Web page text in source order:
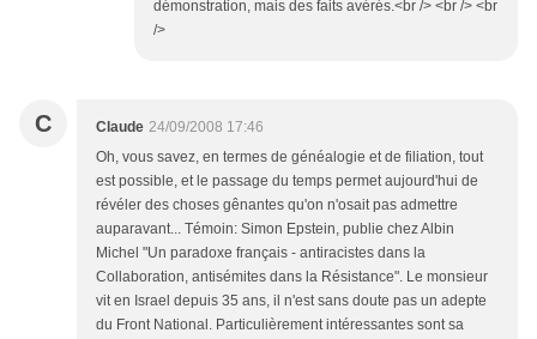
démonstration, mais des faits avérés.<br /> <br /> <br
/>
C Claude 24/09/2008 17:46
Oh, vous savez, en termes de généalogie et de filiation, tout
est possible, et le passage du temps permet aujourd'hui de
révéler des choses gênantes qu'on n'osait pas admettre
auparavant... Témoin: Simon Epstein, publie chez Albin
Michel "Un paradoxe français - antiracistes dans la
Collaboration, antisémites dans la Résistance". Le monsieur
vit en Israel depuis 35 ans, il n'est sans doute pas un adepte
du Front National. Particulièrement intéressantes sont sa